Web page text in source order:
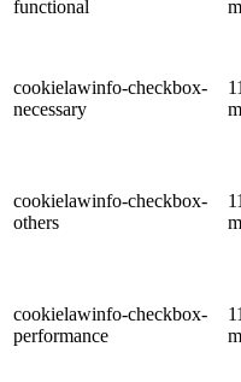
functional
cookielawinfo-checkbox-
necessary
11
cookielawinfo-checkbox-
others
11
cookielawinfo-checkbox-
performance
11